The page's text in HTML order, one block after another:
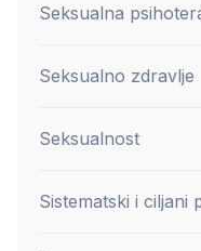
Seksualna
Seksualno zdravlje
Seksualnost
Sistematski i ciljani